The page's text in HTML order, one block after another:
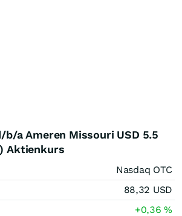
a Ameren Missouri USD 5.5
Aktienkurs
Nasdaq OTC
88,32 USD
+0,36%